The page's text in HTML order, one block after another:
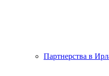
Партнерства в